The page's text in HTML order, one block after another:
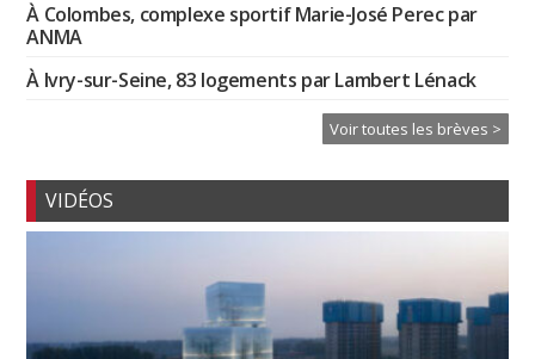
À Colombes, complexe sportif Marie-José Perec par
ANMA
À Ivry-sur-Seine, 83 logements par Lambert Lénack
Voir toutes les brèves >
VIDÉOS